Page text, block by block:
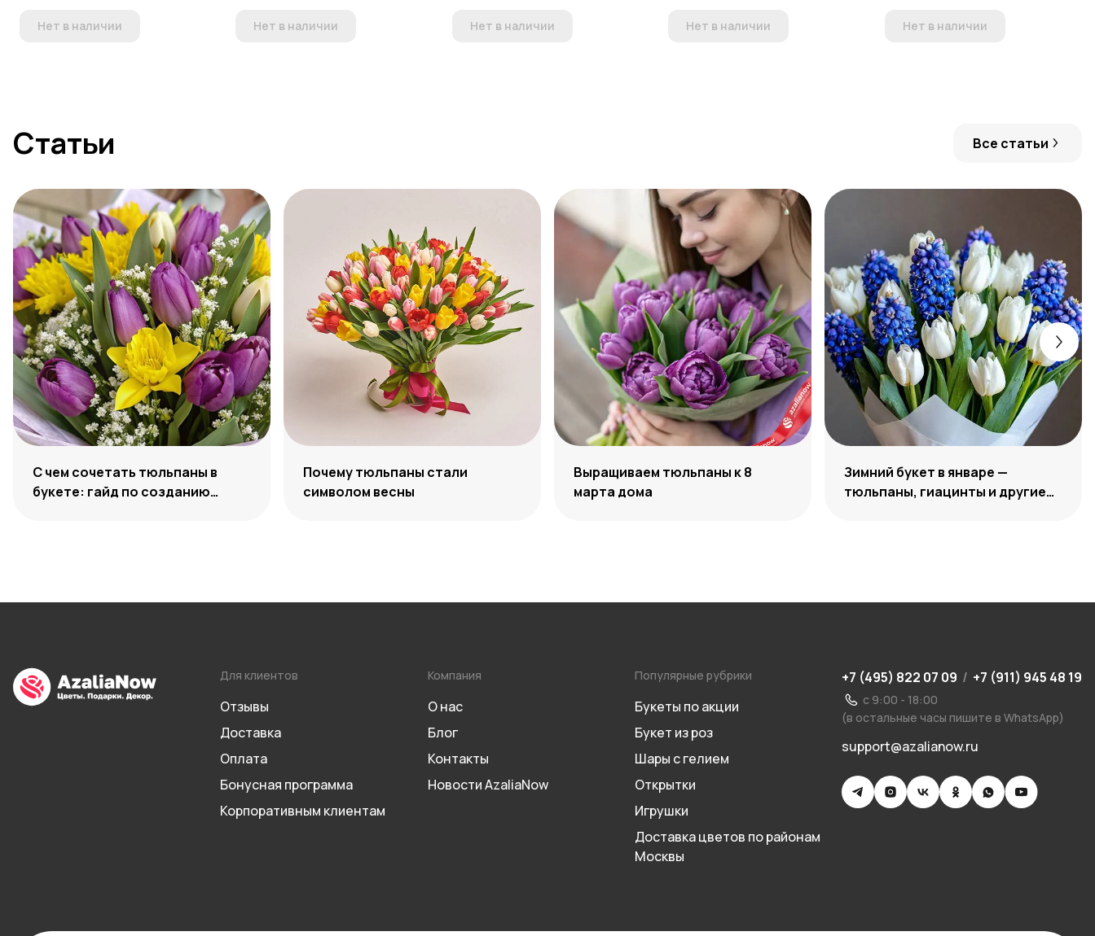
Нет в наличии Нет в наличии Нет в наличии Нет в наличии Нет в наличии
Статьи Все статьи
С чем сочетать тюльпаны в
букете: гайд по созданию
Почему тюльпаны стали
символом весны
Выращиваем тюльпаны к 8
марта дома
Зимний букет в январе —
тюльпаны, гиацинты и другие
Для клиентов
Отзывы
Доставка
Оплата
Бонусная программа
Корпоративным клиентам
Компания
О нас
Блог
Контакты
Новости AzaliaNow
Популярные рубрики
Букеты по акции
Букет из роз
Шары с гелием
Открытки
Игрушки
Доставка цветов по районам
Москвы
+7 (495) 822 07 09 / +7 (911) 945 48 19
с 9:00 - 18:00
(в остальные часы пишите в WhatsApp)
support@azalianow.ru